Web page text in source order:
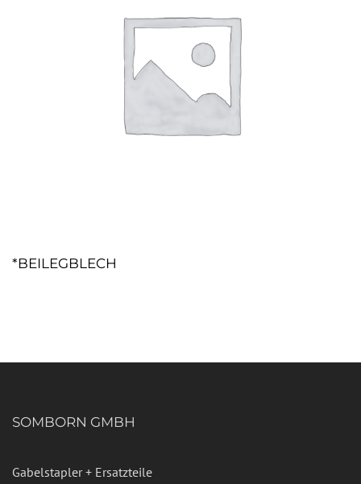
*BEILEGBLECH
SOMBORN GMBH
Gabelstapler + Ersatzteile